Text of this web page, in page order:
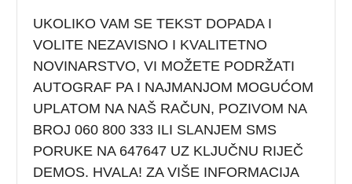
UKOLIKO VAM SE TEKST DOPADA I
VOLITE NEZAVISNO I KVALITETNO
NOVINARSTVO, VI MOŽETE PODRŽATI
AUTOGRAF PA I NAJMANJOM MOGUĆOM
UPLATOM NA NAŠ RAČUN, POZIVOM NA
BROJ 060 800 333 ILI SLANJEM SMS
PORUKE NA 647647 UZ KLJUČNU RIJEČ
DEMOS. HVALA! ZA VIŠE INFORMACIJA